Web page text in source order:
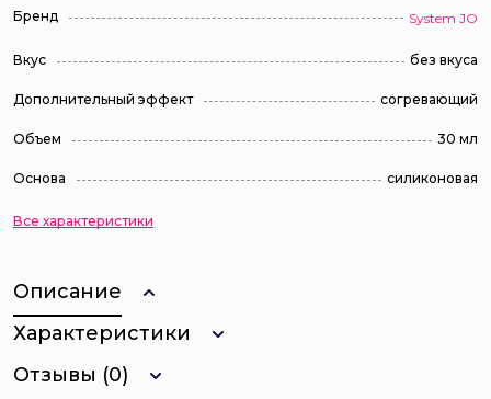
Бренд System JO
Вкус без вкуса
Дополнительный эффект согревающий
Объем 30 мл
Основа силиконовая
Все характеристики
Описание
Характеристики
Отзывы (0)